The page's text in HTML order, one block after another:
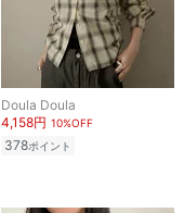
Doula Doula
4,158円 10%OFF
378ポイント